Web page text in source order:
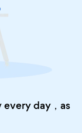
every day，as